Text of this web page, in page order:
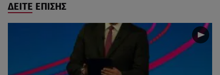
ΔΕΙΤΕ ΕΠΙΣΗΣ